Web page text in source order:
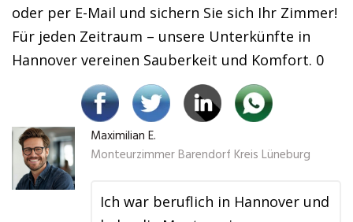
oder per E-Mail und sichern Sie sich Ihr Zimmer!
Für jeden Zeitraum – unsere Unterkünfte in
Hannover vereinen Sauberkeit und Komfort. 0
Maximilian E.
Monteurzimmer Barendorf Kreis Lüneburg
Ich war beruflich in Hannover und